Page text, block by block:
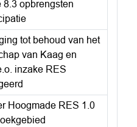
8.3 opbrengsten
tot behoud van het
van Kaag en
inzake RES
Hoogmade RES 1.0